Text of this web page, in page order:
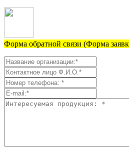
Форма обратной связи (Форма